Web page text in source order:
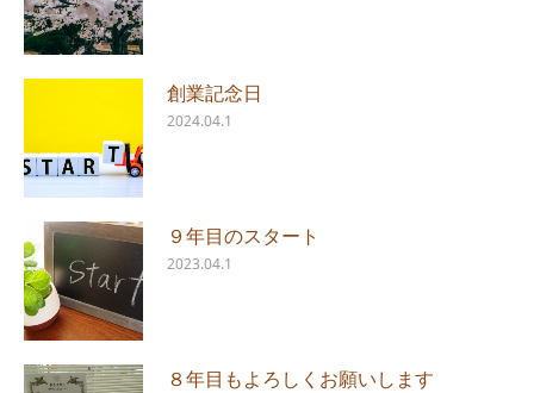
創業記念日
2024.04.1
９年目のスタート
2023.04.1
８年目もよろしくお願いします